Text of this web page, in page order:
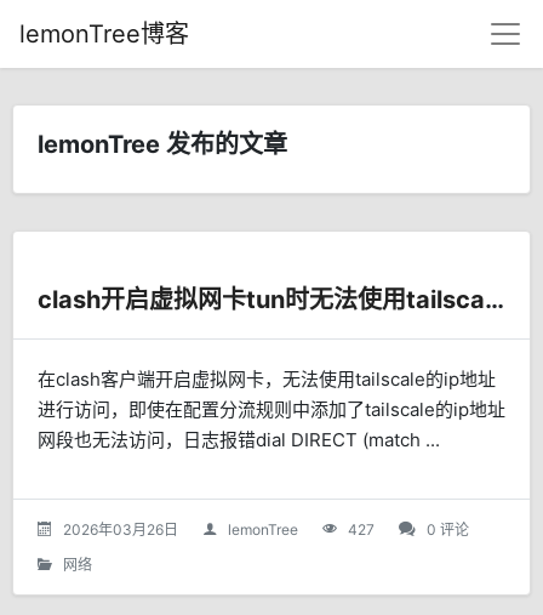
lemonTree博客
lemonTree 发布的文章
clash开启虚拟网卡tun时无法使用tailscale地址访问解决办法
在clash客户端开启虚拟网卡，无法使用tailscale的ip地址
进行访问，即使在配置分流规则中添加了tailscale的ip地址
网段也无法访问，日志报错dial DIRECT (match ...
2026年03月26日 lemonTree 427
0 评论
网络